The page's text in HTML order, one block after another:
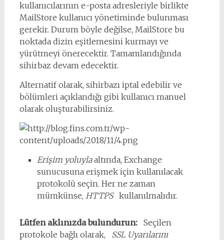
kullanıcılarının e-posta adresleriyle birlikte
MailStore kullanıcı yönetiminde bulunması
gerekir. Durum böyle değilse, MailStore bu
noktada dizin eşitlemesini kurmayı ve
yürütmeyi önerecektir. Tamamlandığında
sihirbaz devam edecektir.
Alternatif olarak, sihirbazı iptal edebilir ve
bölümleri açıklandığı gibi kullanıcı manuel
olarak oluşturabilirsiniz.
Erişim yoluylaaltında, Exchange
sunucusuna erişmek için kullanılacak
protokolü seçin. Her ne zaman
mümkünse, HTTPSkullanılmalıdır.
Lütfen aklınızda bulundurun:Seçilen
protokole bağlı olarak, SSL Uyarılarını